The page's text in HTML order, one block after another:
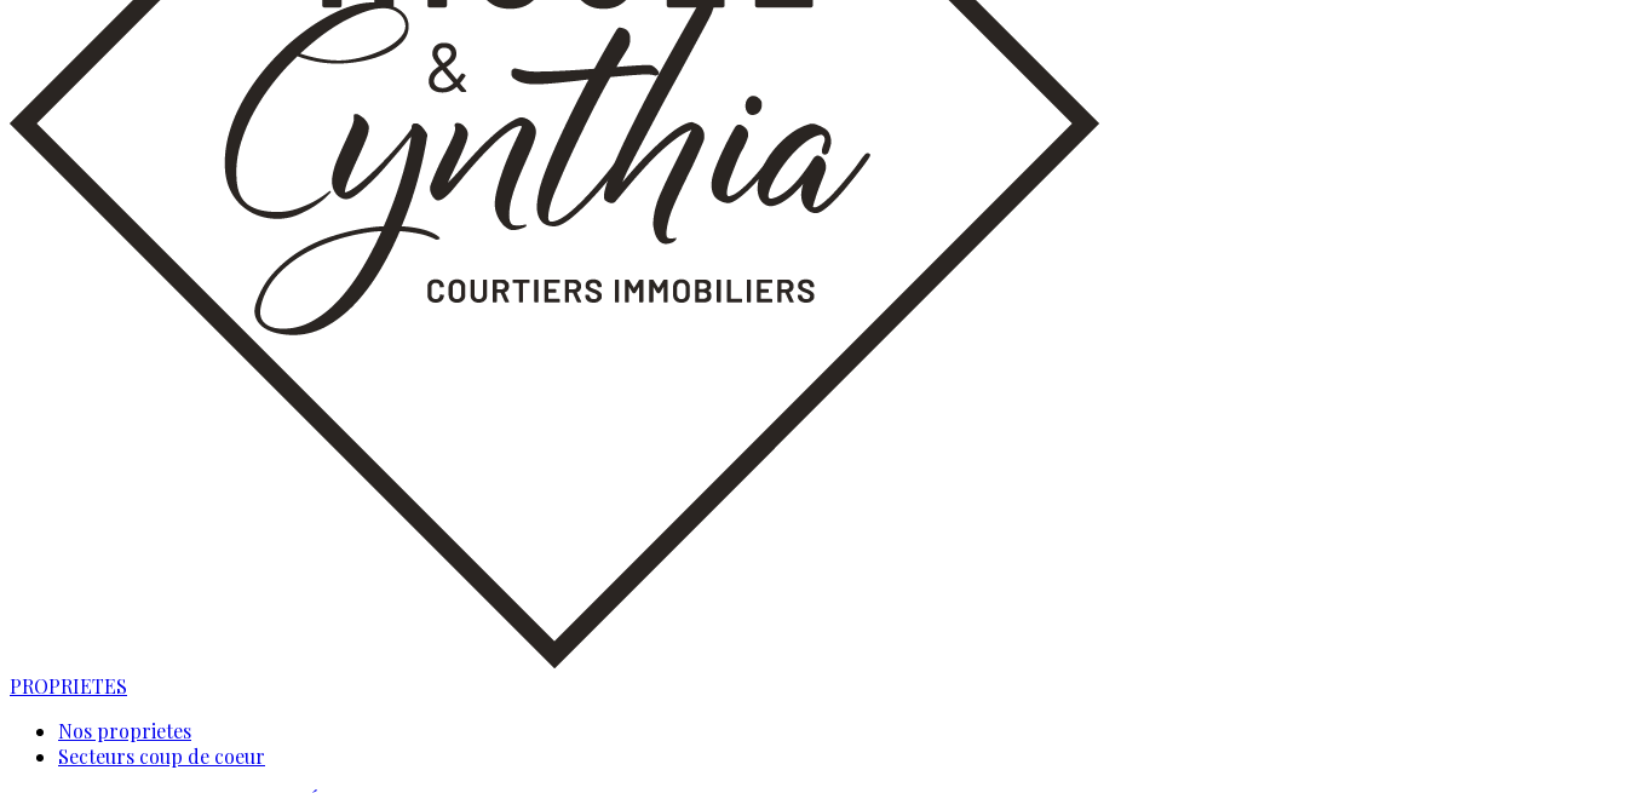
PROPRIETES
Nos proprietes
Secteurs coup de coeur